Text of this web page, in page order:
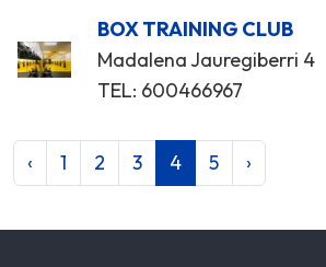
BOX TRAINING CLUB
Madalena Jauregiberri 4
TEL: 600466967
‹ 1 2 3 4 5 ›